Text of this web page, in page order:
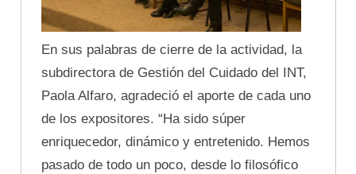
En sus palabras de cierre de la actividad, la
subdirectora de Gestión del Cuidado del INT,
Paola Alfaro, agradeció el aporte de cada uno
de los expositores. “Ha sido súper
enriquecedor, dinámico y entretenido. Hemos
pasado de todo un poco, desde lo filosófico